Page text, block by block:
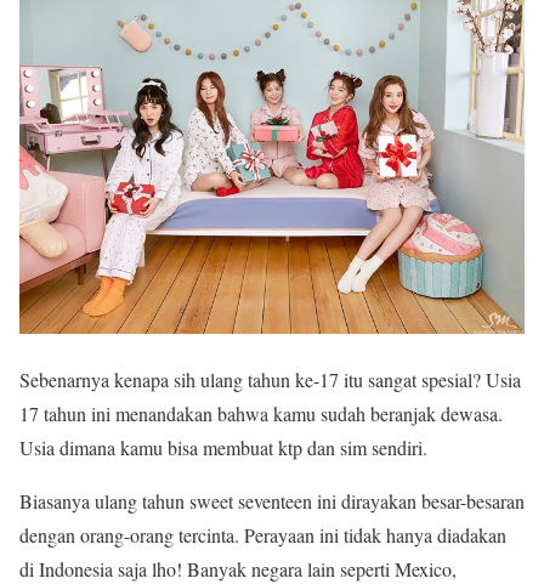
Sebenarnya kenapa sih ulang tahun ke-17 itu sangat spesial? Usia
17 tahun ini menandakan bahwa kamu sudah beranjak dewasa.
Usia dimana kamu bisa membuat ktp dan sim sendiri.
Biasanya ulang tahun sweet seventeen ini dirayakan besar-besaran
dengan orang-orang tercinta. Perayaan ini tidak hanya diadakan
di Indonesia saja lho! Banyak negara lain seperti Mexico,